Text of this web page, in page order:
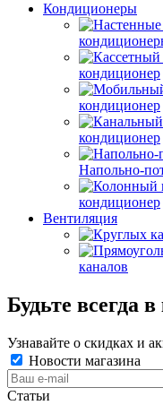
Кондиционеры
кондиционер
кондиционер
кондиционер
Напольно-
кондиционер
Вентиляция
каналов
Будьте всегда в
Узнавайте о скидках и
Новости магазина
Статьи